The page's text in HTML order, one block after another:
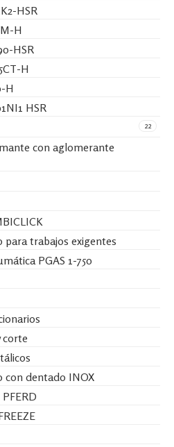
HSR
H
HSR
H
H
HSR
22
con aglomerante
para trabajos exigentes
PGAS 1-750
corte
con dentado INOX